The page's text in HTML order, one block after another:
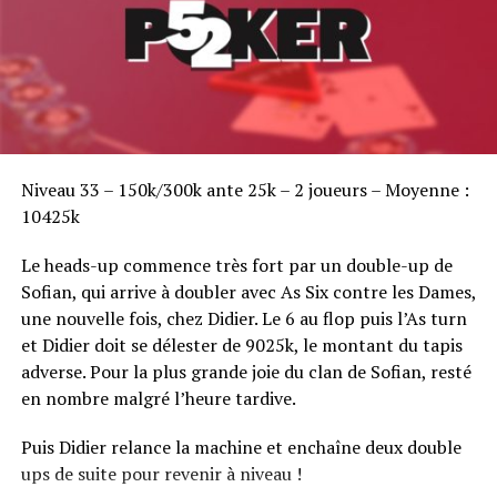
SELLEM WILLIAM 269 000
SELLEM HUGO 261 000
PIERREL FABRICE 256 500
LAIDOUNI HAKIM 248 000
BOLNICK JOSEPH 246 000
PAULOBY ALEXANDRE 240 500
DYZMA STEPHANE 239 000
MOLON WILLIAM 231 500
ROUSSELET CHRISTOPHE 226 000
Niveau 33 – 150k/300k ante 25k – 2 joueurs – Moyenne :
10425k
Le heads-up commence très fort par un double-up de
Sofian, qui arrive à doubler avec As Six contre les Dames,
une nouvelle fois, chez Didier. Le 6 au flop puis l’As turn
et Didier doit se délester de 9025k, le montant du tapis
adverse. Pour la plus grande joie du clan de Sofian, resté
en nombre malgré l’heure tardive.
Puis Didier relance la machine et enchaîne deux double
ups de suite pour revenir à niveau !